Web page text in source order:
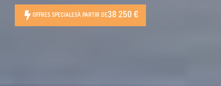
OFFRES SPECIALESÀ PARTIR DE38 250 €